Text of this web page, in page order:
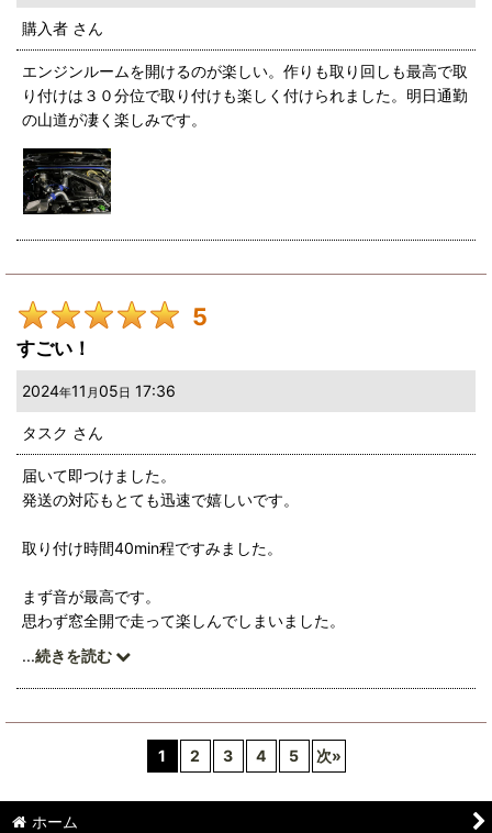
購入者 さん
エンジンルームを開けるのが楽しい。作りも取り回しも最高で取
り付けは３０分位で取り付けも楽しく付けられました。明日通勤
の山道が凄く楽しみです。
5
すごい！
2024年11 月 05 日 17:36
タスク さん
届いて即つけました。
発送の対応もとても迅速で嬉しいです。
取り付け時間40min程ですみました。
まず音が最高です。
思わず窓全開で走って楽しんでしまいました。
そして低速トルクが上がっているように感じます。
普段3速のままじゃ登らないか？という坂も登れるようになり大
次はブローバルブをいってみたいと思います。
...続きを読む
1 2 3 4 5 次»
ホーム